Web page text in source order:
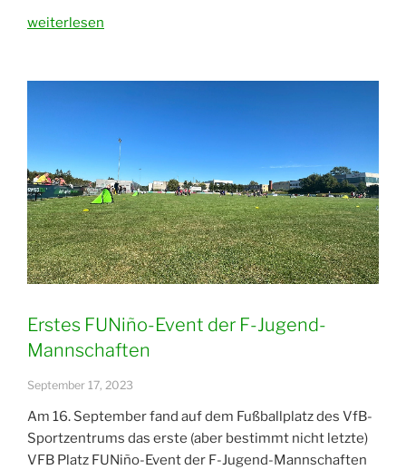
„Ernährungsberatung
weiterlesen
Erstes FUNiño-Event der F-Jugend-
Mannschaften
September 17, 2023
Am 16. September fand auf dem Fußballplatz des VfB-
Sportzentrums das erste (aber bestimmt nicht letzte)
VFB Platz FUNiño-Event der F-Jugend-Mannschaften